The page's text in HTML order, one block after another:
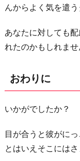
んからよく気を遣う
あなたに対しても
れたのかもしれませ
おわりに
いかがでしたか？
目が合うと彼がに
とはいえそこには